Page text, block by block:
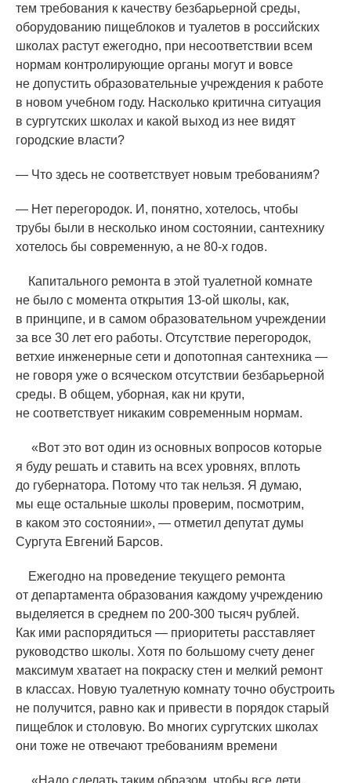
тем требования к качеству безбарьерной среды,
оборудованию пищеблоков и туалетов в российских
школах растут ежегодно, при несоответствии всем
нормам контролирующие органы могут и вовсе
не допустить образовательные учреждения к работе
в новом учебном году. Насколько критична ситуация
в сургутских школах и какой выход из нее видят
городские власти?
— Что здесь не соответствует новым требованиям?
— Нет перегородок. И, понятно, хотелось, чтобы
трубы были в несколько ином состоянии, сантехнику
хотелось бы современную, а не 80-х годов.
Капитального ремонта в этой туалетной комнате
не было с момента открытия 13-ой школы, как,
в принципе, и в самом образовательном учреждении
за все 30 лет его работы. Отсутствие перегородок,
ветхие инженерные сети и допотопная сантехника —
не говоря уже о всяческом отсутствии безбарьерной
среды. В общем, уборная, как ни крути,
не соответствует никаким современным нормам.
«Вот это вот один из основных вопросов которые
я буду решать и ставить на всех уровнях, вплоть
до губернатора. Потому что так нельзя. Я думаю,
мы еще остальные школы проверим, посмотрим,
в каком это состоянии», — отметил депутат думы
Сургута Евгений Барсов.
Ежегодно на проведение текущего ремонта
от департамента образования каждому учреждению
выделяется в среднем по 200-300 тысяч рублей.
Как ими распорядиться — приоритеты расставляет
руководство школы. Хотя по большому счету денег
максимум хватает на покраску стен и мелкий ремонт
в классах. Новую туалетную комнату точно обустроить
не получится, равно как и привести в порядок старый
пищеблок и столовую. Во многих сургутских школах
они тоже не отвечают требованиям времени
«Надо сделать таким образом, чтобы все дети,